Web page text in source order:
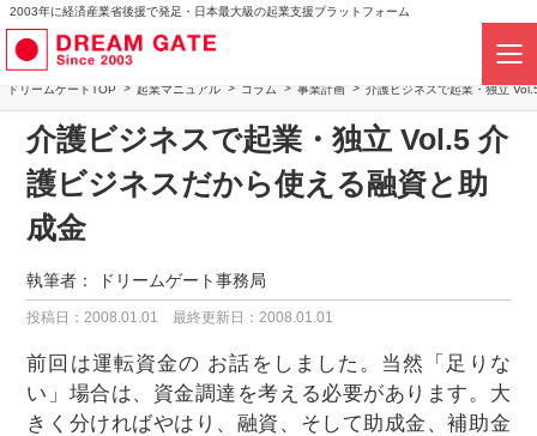
2003年に経済産業省後援で発足・日本最大級の起業支援プラットフォーム
ドリームゲートTOP 起業マニュアル コラム 事業計画 介護ビジネスで起業・独立
介護ビジネスで起業・独立 Vol.5 介
護ビジネスだから使える融資と助
成金
執筆者： ドリームゲート事務局
投稿日：2008.01.01 最終更新日：2008.01.01
前回は運転資金の お話をしました。当然「足りな
い」場合は、資金調達を考える必要があります。大
きく分ければやはり、融資、そして助成金、補助金